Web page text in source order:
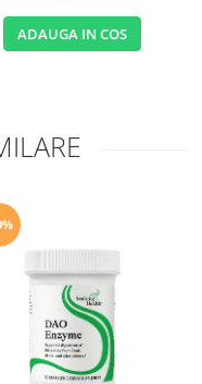
ADAUGA IN COS